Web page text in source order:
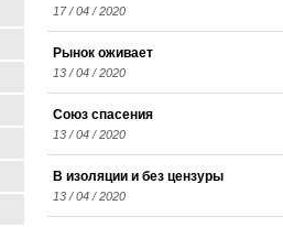
17 / 04 / 2020
Рынок оживает
13 / 04 / 2020
Союз спасения
13 / 04 / 2020
В изоляции и без цензуры
13 / 04 / 2020